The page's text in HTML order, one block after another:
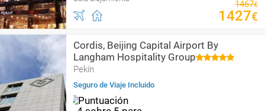
1467€
1427€
Cordis, Beijing Capital Airport By
Langham Hospitality Group
Pekín
Seguro de Viaje Incluido